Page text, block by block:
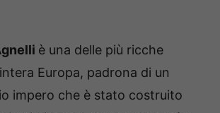
è una delle più ricche
Europa, padrona di un
impero che è stato costruito